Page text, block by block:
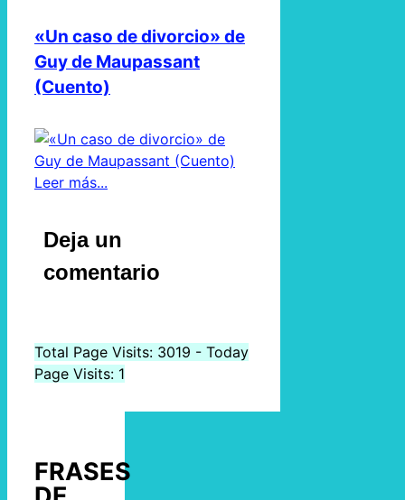
«Un caso de divorcio» de
Guy de Maupassant
(Cuento)
Leer más...
Deja un
comentario
Total Page Visits: 3019 - Today
Page Visits: 1
FRASES